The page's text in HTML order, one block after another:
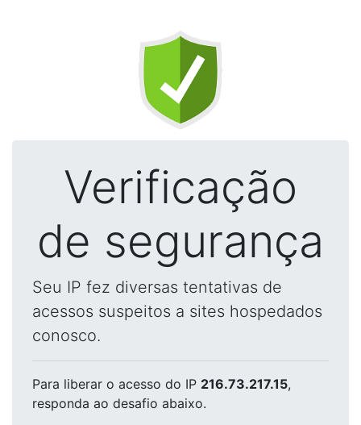
Verificação
de segurança
Seu IP fez diversas tentativas de
acessos suspeitos a sites hospedados
conosco.
Para liberar o acesso do IP 216.73.217.15,
responda ao desafio abaixo.